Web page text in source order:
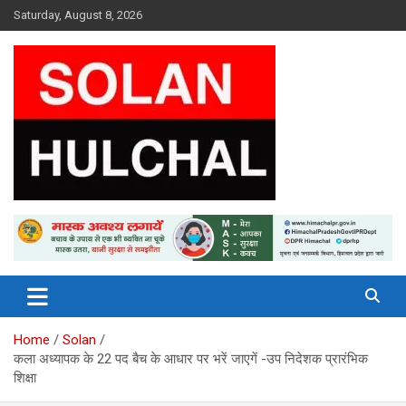
Skip
to
content
Saturday, August 8, 2026
Solan Hulchal
Home
Solan
कला अध्यापक के 22 पद बैच के आधार पर भरें जाएगें -उप निदेशक प्रारंभिक
शिक्षा